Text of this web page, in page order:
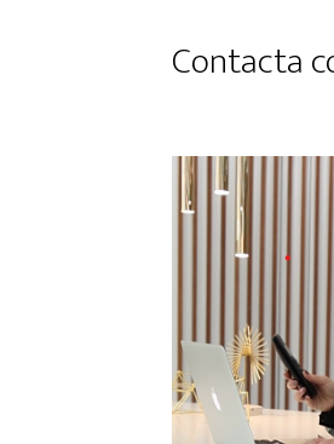
Contacta